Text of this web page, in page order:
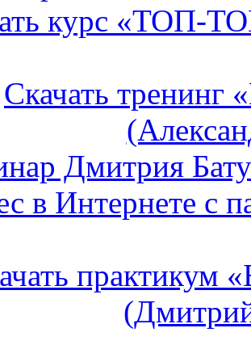
курс «ТОП-
Скачать тренинг
Дмитрия
в Интернете с
практикум